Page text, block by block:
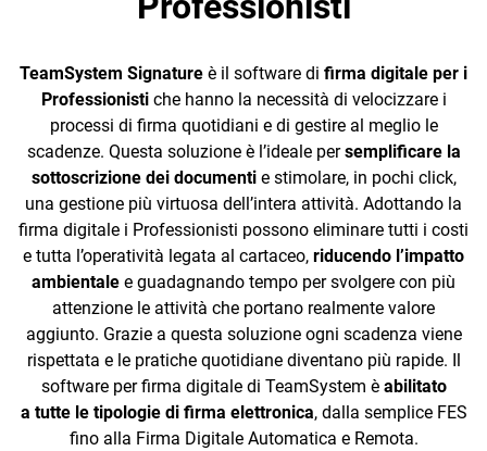
CRM
Ecommerce
Email Marketing
Fatturazione
Financial Solutions
HR
Trust Services
TeamSystem Signature è il software di firma digitale per i
Professionistiche hanno la necessità di velocizzare i
processi di firma quotidiani e di gestire al meglio le
scadenze. Questa soluzione è l’ideale persemplificare la
sottoscrizione dei documentie stimolare, in pochi click,
una gestione più virtuosa dell’intera attività. Adottando la
firma digitale i Professionisti possono eliminare tutti i costi
e tutta l’operatività legata al cartaceo, riducendo l’impatto
ambientale e guadagnando tempo per svolgere con più
attenzione le attività che portano realmente valore
aggiunto. Grazie a questa soluzione ogni scadenza viene
rispettata e le pratiche quotidiane diventano più rapide. Il
software per firma digitale di TeamSystem è abilitato
a tutte le tipologie di firma elettronica, dalla semplice FES
fino alla Firma Digitale Automatica e Remota.